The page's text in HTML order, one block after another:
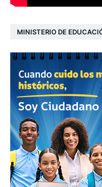
MINISTERIO DE